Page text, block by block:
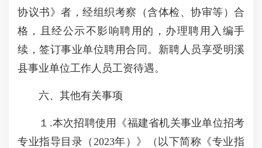
协议书》者，经组织考察（含体检、协审等）合
格，且经公示不影响聘用的，办理聘用入编手
续，签订事业单位聘用合同。新聘人员享受明溪
县事业单位工作人员工资待遇。
六、其他有关事项
１.本次招聘使用《福建省机关事业单位招考
专业指导目录（2023年）》（以下简称《专业指